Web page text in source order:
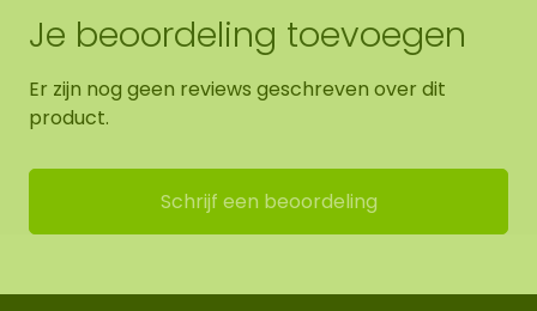
Je beoordeling toevoegen
Er zijn nog geen reviews geschreven over dit
product.
Schrijf een beoordeling